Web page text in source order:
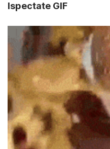
Ispectate GIF